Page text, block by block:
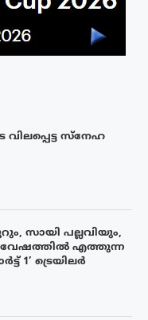
സ്നേഹ
സായി പല്ലവിയും,
വേഷത്തിൽ എത്തുന്ന
1’ ട്രെയിലർ